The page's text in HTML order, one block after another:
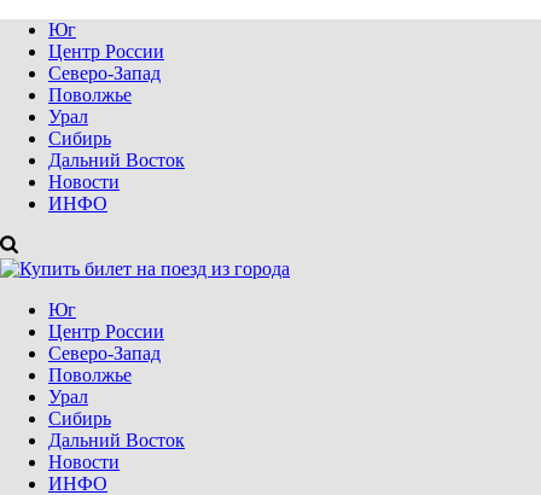
Юг
Центр России
Северо-Запад
Поволжье
Урал
Сибирь
Дальний Восток
Новости
ИНФО
Юг
Центр России
Северо-Запад
Поволжье
Урал
Сибирь
Дальний Восток
Новости
ИНФО